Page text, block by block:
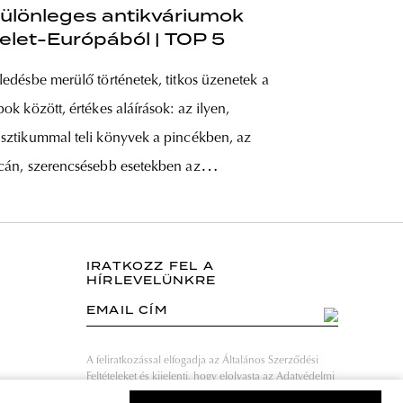
antikváriumok
Európából | TOP 5
merülő történetek, titkos üzenetek a
között, értékes aláírások: az ilyen,
teli könyvek a pincékben, az
szerencsésebb esetekben az
lelhetnek. Ez a kincsvadászok és a múlt
Kelet-Európában, így antikváriumokból is
bőven. Mi most öt
IRATKOZZ FEL A
HÍRLEVELÜNKRE
EMAIL CÍM
A feliratkozással elfogadja az Általános Szerződési
Feltételeket és kijelenti, hogy elolvasta az Adatvédelmi
nyilatkozatot.